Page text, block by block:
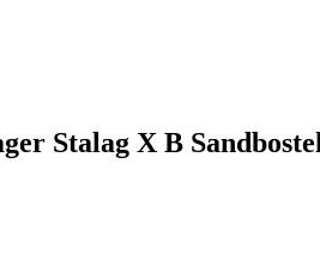
Stalag X B Sandbostel